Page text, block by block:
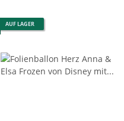
AUF LAGER